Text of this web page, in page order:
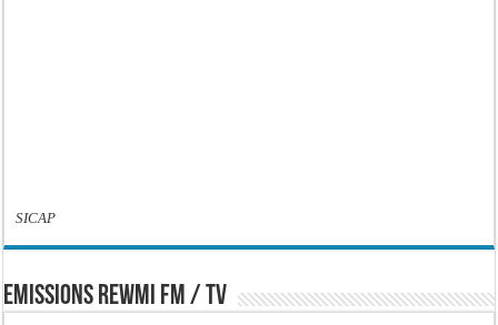
SICAP
EMISSIONS REWMI FM / TV